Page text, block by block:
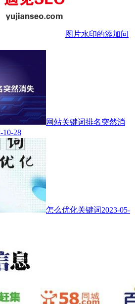
图片水印的添加问
网站关键词排名突然消
10-28
怎么优化关键词2023-05-